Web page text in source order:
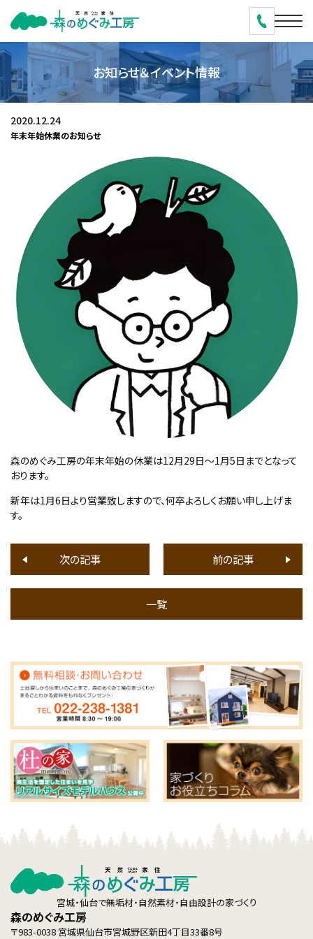
お知らせ＆イベント情報
2020.12.24
年末年始休業のお知らせ
森のめぐみ工房の年末年始の休業は12月29日～1月5日までとなって
おります。
新年は1月6日より営業致しますので、何卒よろしくお願い申し上げま
す。
次の記事
一覧
前の記事
宮城・仙台で無垢材・自然素材・自由設計の家づくり
森のめぐみ工房
〒983-0038 宮城県仙台市宮城野区新田4丁目33番8号